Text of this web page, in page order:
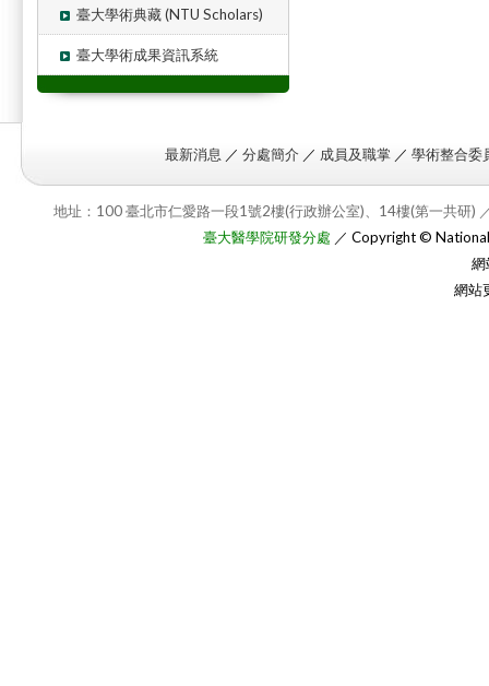
臺大學術典藏 (NTU Scholars)
臺大學術成果資訊系統
最新消息 ／ 分處簡介 ／ 成員及職掌 ／ 學術整合委
地址：100 臺北市仁愛路一段1號2樓(行政辦公室)、14樓(第一共研)
臺大醫學院研發分處 ／ Copyright ©
網
網站